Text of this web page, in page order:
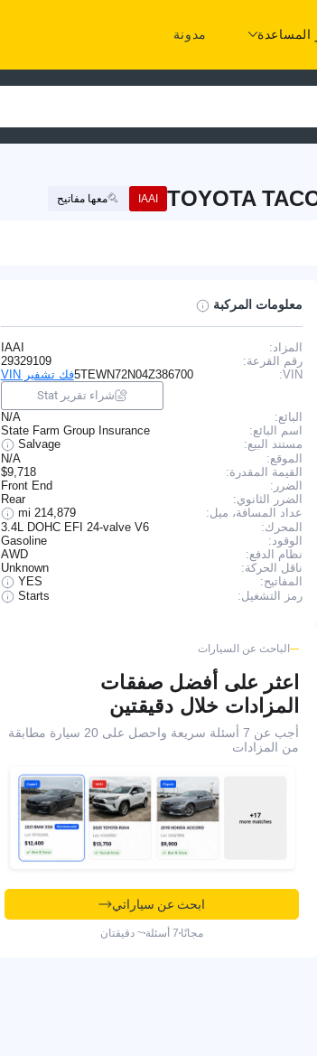
المساعدة مدونة
TOYOTA
IAAI معها مفاتيح
معلومات المركبة
المزاد:
IAAI
رقم القرعة:
29329109
VIN:
5TEWN72N04Z386700فك تشفير VIN
شراء تقرير Stat
البائع:
N/A
اسم البائع:
State Farm Group Insurance
مستند البيع:
Salvage
الموقع:
N/A
القيمة المقدرة:
$9,718
الضرر:
Front End
الضرر الثانوي:
Rear
عداد المسافة، ميل:
214,879 mi
المحرك:
3.4L DOHC EFI 24-valve V6
الوقود:
Gasoline
نظام الدفع:
AWD
ناقل الحركة:
Unknown
المفاتيح:
YES
رمز التشغيل:
Starts
الباحث عن السيارات
اعثر على أفضل صفقات
المزادات خلال دقيقتين
أجب عن 7 أسئلة سريعة واحصل على 20 سيارة مطابقة
من المزادات
ابحث عن سياراتي
مجانًا 7 أسئلة ~ دقيقتان